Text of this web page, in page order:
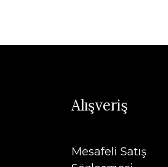
Alışveriş
Mesafeli Satış